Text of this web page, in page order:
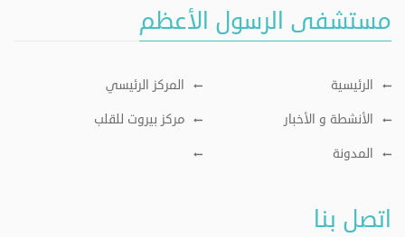
مستشفى الرسول الأعظم
الرئيسية
المركز الرئيسي
الأنشطة و الأخبار
مركز بيروت للقلب
المدونة
اتصل بنا